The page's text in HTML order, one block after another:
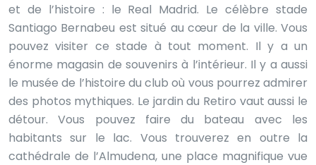
et de l’histoire : le Real Madrid. Le célèbre stade
Santiago Bernabeu est situé au cœur de la ville. Vous
pouvez visiter ce stade à tout moment. Il y a un
énorme magasin de souvenirs à l’intérieur. Il y a aussi
le musée de l’histoire du club où vous pourrez admirer
des photos mythiques. Le jardin du Retiro vaut aussi le
détour. Vous pouvez faire du bateau avec les
habitants sur le lac. Vous trouverez en outre la
cathédrale de l’Almudena, une place magnifique vue